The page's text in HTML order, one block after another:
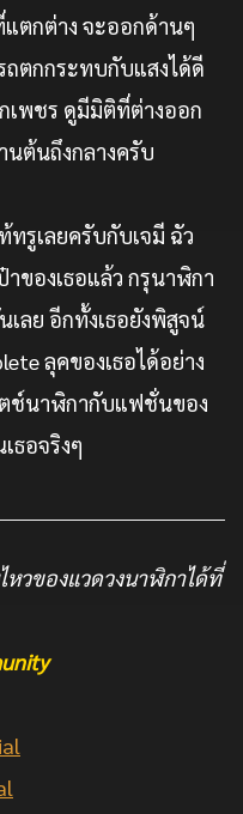
ตกต่าง จะออกด้านๆ
ตกกระทบกับแสงได้ดี
เพชร ดูมีมิติที่ต่างออก
ต้นถึงกลางครับ
ทรูเลยครับกับเจมี ฉัว
ของเธอแล้ว กรุนาฬิกา
เลย อีกทั้งเธอยังพิสูจน์
ลุคของเธอได้อย่าง
ช์นาฬิกากับแฟชั่นของ
ธอจริงๆ
วของแวดวงนาฬิกาได้ที่